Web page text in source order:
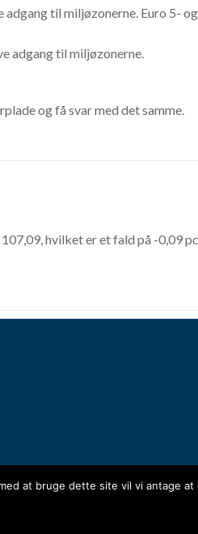
til miljøzonerne. Euro 5-
adgang til miljøzonerne.
og få svar med det samme.
hvilket er et fald på -0,09
at bruge dette site vil vi antage